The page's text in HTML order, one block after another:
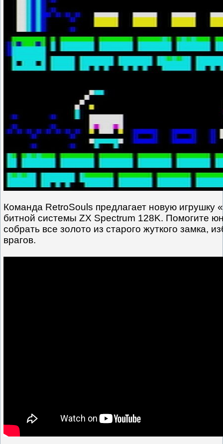
Команда RetroSouls предлагает новую игрушку
битной системы ZX Spectrum 128K. Помогите
собрать все золото из старого жуткого замка,
врагов.